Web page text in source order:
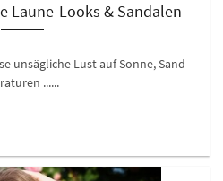
Laune-Looks & Sandalen
unsägliche Lust auf Sonne, Sand
......